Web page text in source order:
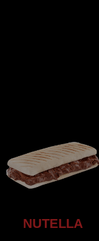
NUTELLA